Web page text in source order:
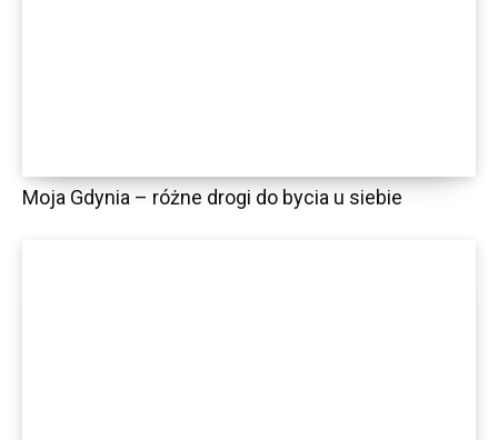
Moja Gdynia – różne drogi do bycia u siebie